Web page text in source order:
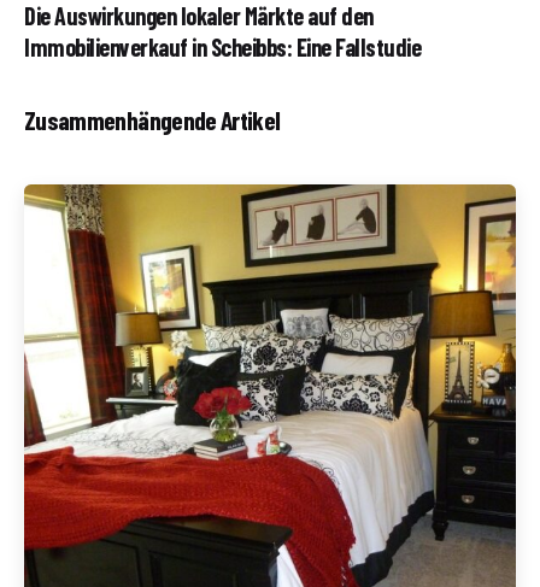
Die Auswirkungen lokaler Märkte auf den
Immobilienverkauf in Scheibbs: Eine Fallstudie
Zusammenhängende Artikel